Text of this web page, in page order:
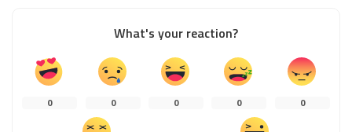
What's your reaction?
0 0 0 0 0